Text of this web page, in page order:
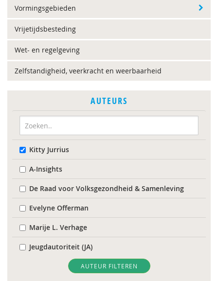
Vormingsgebieden
Vrijetijdsbesteding
Wet- en regelgeving
Zelfstandigheid, veerkracht en weerbaarheid
AUTEURS
Kitty Jurrius
A-Insights
De Raad voor Volksgezondheid & Samenleving
Evelyne Offerman
Marije L. Verhage
Jeugdautoriteit (JA)
Yvonne AartsenAUTEUR FILTEREN